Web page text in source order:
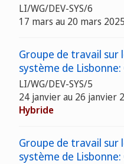
LI/WG/DEV-SYS/6
17 mars au 20 mars 2025
Groupe de travail sur
système de
LI/WG/DEV-SYS/5
24 janvier au 26 janvier
Hybride
Groupe de travail sur
système de